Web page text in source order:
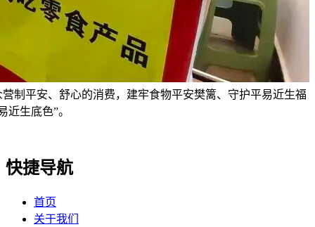
制平安、舒心的消费，建牢食物平安樊篱、守护平易近生福
生底色”。
快捷导航
首页
关于我们